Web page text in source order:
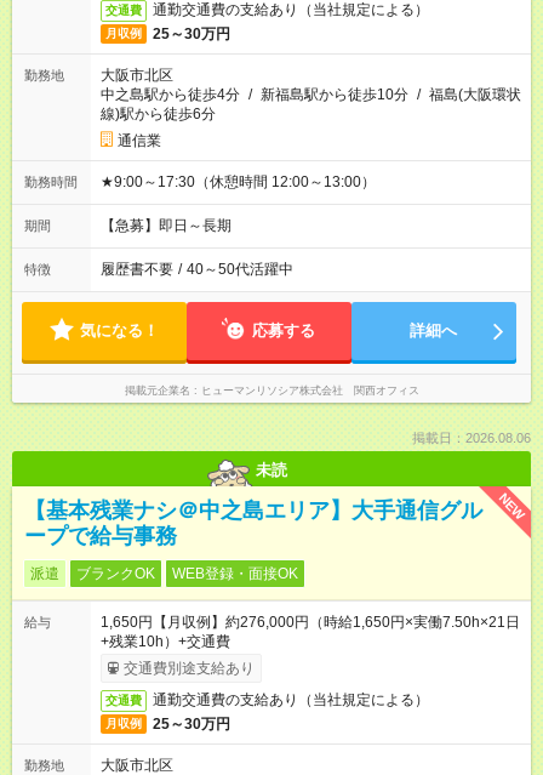
交通費 通勤交通費の支給あり（当社規定による）
月収例 25～30万円
勤務地
大阪市北区
中之島駅から徒歩4分 / 新福島駅から徒歩10分 / 福島(大阪環状
線)駅から徒歩6分
通信業
勤務時間 ★9:00～17:30（休憩時間 12:00～13:00）
期間 【急募】即日～長期
特徴 履歴書不要 / 40～50代活躍中
気になる！ 応募する 詳細へ
掲載元企業名 ヒューマンリソシア株式会社 関西オフィス
掲載日：2026.08.06
未読
NEW
【基本残業ナシ＠中之島エリア】大手通信グル
ープで給与事務
派遣 ブランクOK WEB登録・面接OK
給与
1,650円【月収例】約276,000円（時給1,650円×実働7.50h×21日
+残業10h）+交通費
交通費別途支給あり
交通費 通勤交通費の支給あり（当社規定による）
月収例 25～30万円
勤務地
大阪市北区